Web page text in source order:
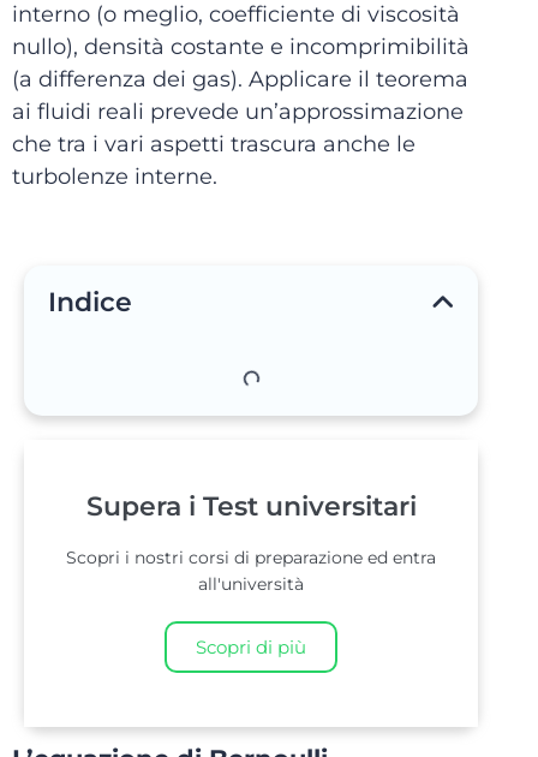
interno (o meglio, coefficiente di viscosità
nullo), densità costante e incomprimibilità
(a differenza dei gas). Applicare il teorema
ai fluidi reali prevede un’approssimazione
che tra i vari aspetti trascura anche le
turbolenze interne.
Indice
Supera i Test universitari
Scopri i nostri corsi di preparazione ed entra
all'università
Scopri di più